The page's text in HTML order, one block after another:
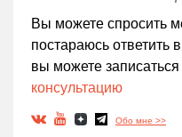
Вы можете спросить
постараюсь ответить
вы можете
консультацию
Обо мне >>